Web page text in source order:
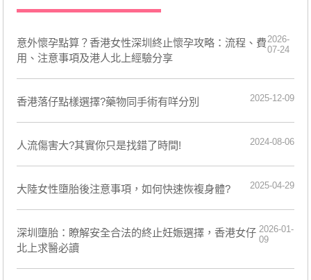
意外懷孕點算？香港女性深圳終止懷孕攻略：流程、費
用、注意事項及港人北上經驗分享
2026-
07-24
香港落仔點樣選擇?藥物同手術有咩分別 2025-12-09
​人流傷害大?其實你只是找錯了時間! 2024-08-06
大陸女性墮胎後注意事項，如何快速恢複身體? 2025-04-29
深圳墮胎：瞭解安全合法的終止妊娠選擇，香港女仔
北上求醫必讀
2026-01-
09